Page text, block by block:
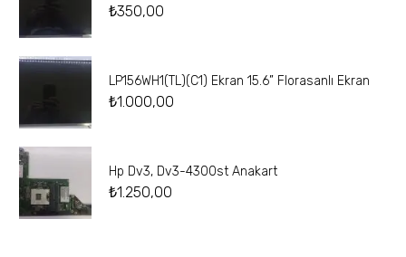
₺350,00
LP156WH1(TL)(C1) Ekran 15.6” Florasanlı Ekran
₺1.000,00
Hp Dv3, Dv3-4300st Anakart
₺1.250,00